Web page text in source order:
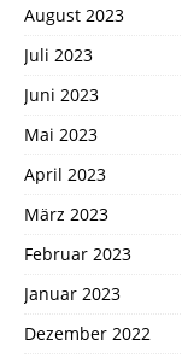
August 2023
Juli 2023
Juni 2023
Mai 2023
April 2023
März 2023
Februar 2023
Januar 2023
Dezember 2022